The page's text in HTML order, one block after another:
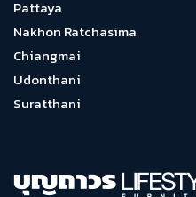
Pattaya
Nakhon Ratchasima
Chiangmai
Udonthani
Suratthani